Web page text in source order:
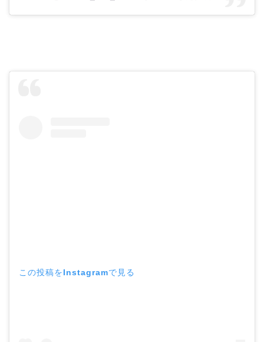
この投稿をInstagramで見る